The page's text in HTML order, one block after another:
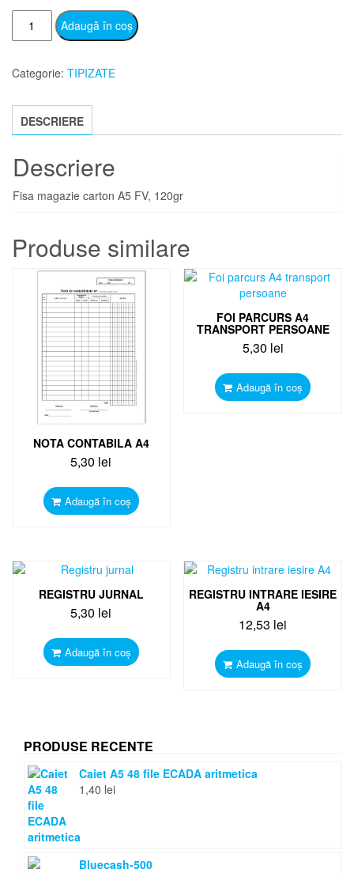
Cantitate
Fisa
Adaugă în coș
Categorie: TIPIZATE
DESCRIERE
Descriere
Fisa magazie carton A5 FV, 120gr
Produse similare
NOTA CONTABILA A4
5,30 lei
Adaugă în coș
FOI PARCURS A4
TRANSPORT PERSOANE
5,30 lei
Adaugă în coș
REGISTRU JURNAL
5,30 lei
Adaugă în coș
REGISTRU INTRARE IESIRE
A4
12,53 lei
Adaugă în coș
PRODUSE RECENTE
Caiet A5 48 file ECADA aritmetica
1,40 lei
Bluecash-500